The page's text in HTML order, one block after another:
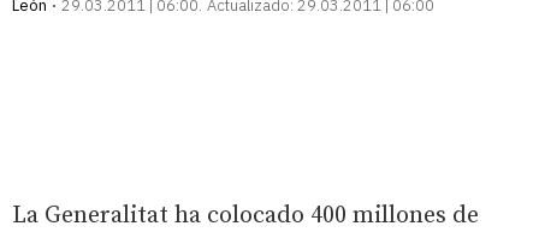
León
29.03.2011 | 06:00 Actualizado: 29.03.2011 | 06:00
La Generalitat ha colocado 400 millones de